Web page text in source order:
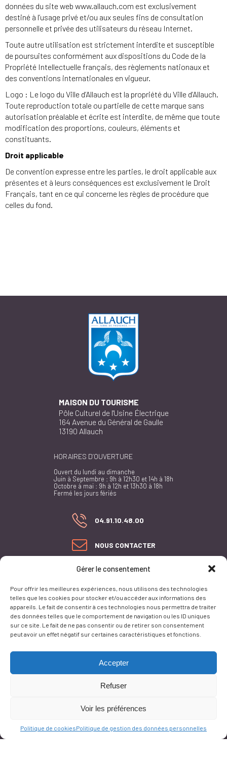
Gérer le consentement
Pour offrir les meilleures expériences, nous utilisons des technologies
telles que les cookies pour stocker et/ou accéder aux informations des
appareils. Le fait de consentir à ces technologies nous permettra de traiter
des données telles que le comportement de navigation ou les ID uniques
sur ce site. Le fait de ne pas consentir ou de retirer son consentement
peut avoir un effet négatif sur certaines caractéristiques et fonctions.
Accepter
Refuser
Voir les préférences
Politique de cookiesPolitique de gestion des données personnelles
données du site web www.allauch.com est exclusivement
destiné à l’usage privé et/ou aux seules fins de consultation
personnelle et privée des utilisateurs du réseau Internet.
Toute autre utilisation est strictement interdite et susceptible
de poursuites conformément aux dispositions du Code de la
Propriété Intellectuelle français, des règlements nationaux et
des conventions internationales en vigueur.
Logo : Le logo du Ville d’Allauch est la propriété du Ville d’Allauch.
Toute reproduction totale ou partielle de cette marque sans
autorisation préalable et écrite est interdite, de même que toute
modification des proportions, couleurs, éléments et
constituants.
Droit applicable
De convention expresse entre les parties, le droit applicable aux
présentes et à leurs conséquences est exclusivement le Droit
Français, tant en ce qui concerne les règles de procédure que
celles du fond.
MAISON DU TOURISME
Pôle Culturel de l'Usine Électrique
164 Avenue du Général de Gaulle
13190 Allauch
HORAIRES D’OUVERTURE
Ouvert du lundi au dimanche
Juin à Septembre : 9h à 12h30 et 14h à 18h
Octobre à mai : 9h à 12h et 13h30 à 18h
Fermé les jours fériés
04.91.10.48.00
NOUS CONTACTER
PLAN DU SITE
CONFORMITÉ AU RGAA
MENTIONS LÉGALES
POLITIQUE DE GESTION
DES DONNÉES
PERSONNELLES
Ce site est protégé par reCAPTCHA et lapolitique de vie privée
service Google s'appliquent.